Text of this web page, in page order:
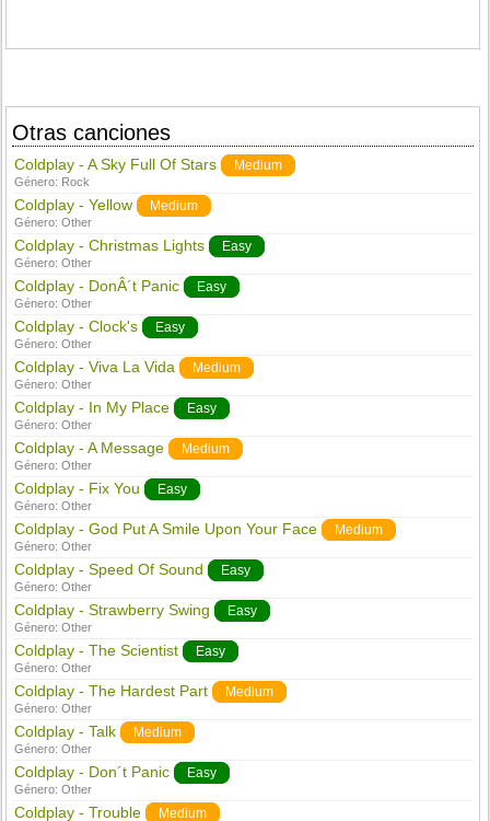
Otras canciones
Coldplay - A Sky Full Of Stars Medium
Género: Rock
Coldplay - Yellow Medium
Género:Other
Coldplay - Christmas Lights Easy
Género:Other
Coldplay - DonÂ´t Panic Easy
Género:Other
Coldplay - Clock's Easy
Género:Other
Coldplay - Viva La Vida Medium
Género:Other
Coldplay - In My Place Easy
Género:Other
Coldplay - A Message Medium
Género:Other
Coldplay - Fix You Easy
Género:Other
Coldplay - God Put A Smile Upon Your Face Medium
Género:Other
Coldplay - Speed Of Sound Easy
Género:Other
Coldplay - Strawberry Swing Easy
Género:Other
Coldplay - The Scientist Easy
Género:Other
Coldplay - The Hardest Part Medium
Género:Other
Coldplay - Talk Medium
Género:Other
Coldplay - Don´t Panic Easy
Género:Other
Coldplay - Trouble Medium